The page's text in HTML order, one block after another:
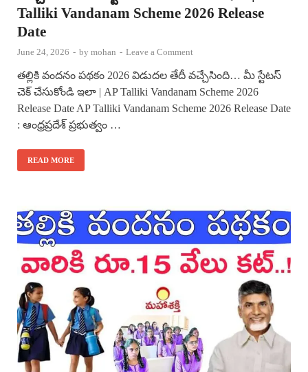
Talliki Vandanam Scheme 2026 Release
Date
June 24, 2026 - by mohan - Leave a Comment
తల్లికి వందనం పథకం 2026 విడుదల తేదీ వచ్చేసింది… మీ స్టేటస్
చెక్ చేసుకోండి ఇలా | AP Talliki Vandanam Scheme 2026
Release Date AP Talliki Vandanam Scheme 2026 Release Date
: ఆంధ్రప్రదేశ్ ప్రభుత్వం …
READ MORE